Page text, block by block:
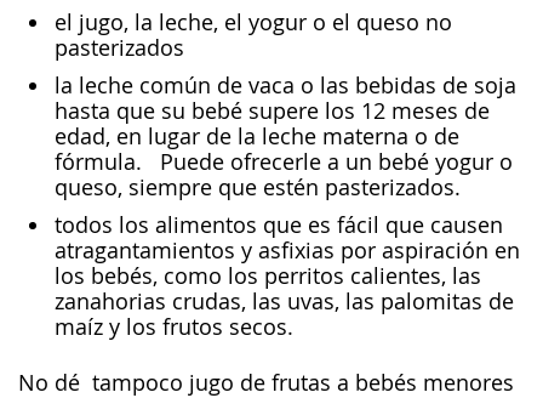
el jugo, la leche, el yogur o el queso no
pasterizados
la leche común de vaca o las bebidas de soja
hasta que su bebé supere los 12 meses de
edad, en lugar de la leche materna o de
fórmula. Puede ofrecerle a un bebé yogur o
queso, siempre que estén pasterizados.
todos los alimentos que es fácil que causen
atragantamientos y asfixias por aspiración en
los bebés, como los perritos calientes, las
zanahorias crudas, las uvas, las palomitas de
maíz y los frutos secos.
No dé tampoco jugo de frutas a bebés menores